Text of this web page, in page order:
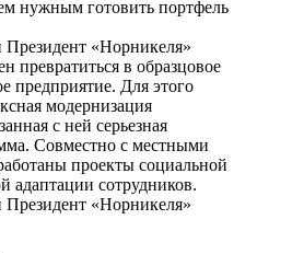
нужным готовить портфель
Президент «Норникеля»
превратиться в образцовое
предприятие. Для этого
модернизация
с ней серьезная
Совместно с местными
проекты социальной
адаптации сотрудников.
Президент «Норникеля»